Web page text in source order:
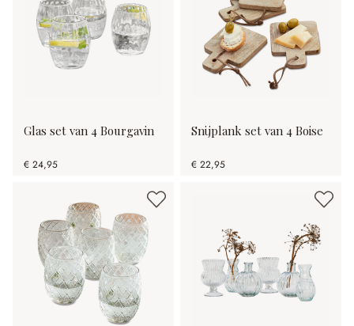
Glas set van 4 Bourgavin
€ 24,95
Snijplank set van 4 Boise
€ 22,95